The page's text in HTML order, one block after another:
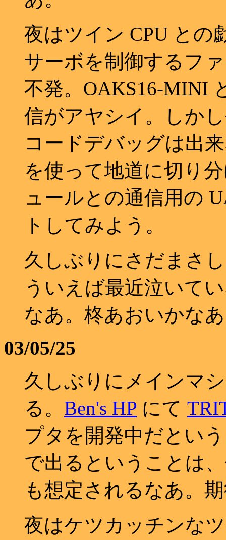
夜はツイン CPU との
サーボを制御するフ
不発。OAKS16-MINI
信がアヤシイ。しか
コードデバッグは出
を使って地道に切り
ュールとの通信用の
トしてみよう。
久しぶりにさだまさ
ういえば最近泣いて
なあ。柊あおいかな
03/05/25
久しぶりにメインマ
る。 Ben's HP にて
プタを開発中だとい
で出るということは
も想定されるなあ。
夜はケツカッチンな